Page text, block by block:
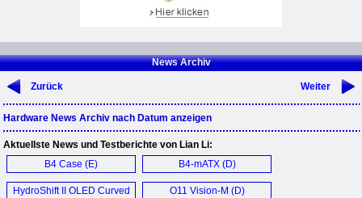
News Archiv
Zurück Weiter
Hardware News Archiv nach Datum anzeigen
Aktuellste News und Testberichte von Lian Li:
B4 Case (E)
B4-mATX (D)
HydroShift II OLED Curved
O11 Vision-M (D)